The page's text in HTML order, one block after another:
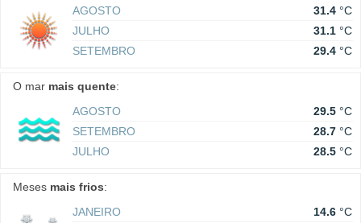
AGOSTO
31.4 °C
JULHO
31.1 °C
SETEMBRO
29.4 °C
O mar mais quente:
AGOSTO
29.5 °C
SETEMBRO
28.7 °C
JULHO
28.5 °C
Meses mais frios:
JANEIRO
14.6 °C